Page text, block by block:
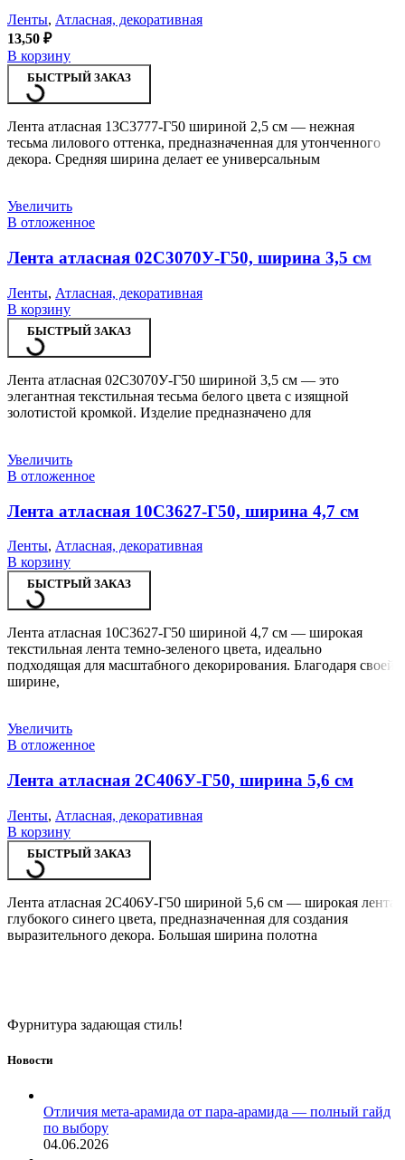
Ленты, Атласная, декоративная
13,50 ₽
В корзину
БЫСТРЫЙ ЗАКАЗ
Лента атласная 13С3777-Г50 шириной 2,5 см — нежная
тесьма лилового оттенка, предназначенная для утонченного
декора. Средняя ширина делает ее универсальным
Увеличить
В отложенное
Лента атласная 02С3070У-Г50, ширина 3,5 см
Ленты, Атласная, декоративная
В корзину
БЫСТРЫЙ ЗАКАЗ
Лента атласная 02С3070У-Г50 шириной 3,5 см — это
элегантная текстильная тесьма белого цвета с изящной
золотистой кромкой. Изделие предназначено для
Увеличить
В отложенное
Лента атласная 10С3627-Г50, ширина 4,7 см
Ленты, Атласная, декоративная
В корзину
БЫСТРЫЙ ЗАКАЗ
Лента атласная 10С3627-Г50 шириной 4,7 см — широкая
текстильная лента темно-зеленого цвета, идеально
подходящая для масштабного декорирования. Благодаря своей
ширине,
Увеличить
В отложенное
Лента атласная 2С406У-Г50, ширина 5,6 см
Ленты, Атласная, декоративная
В корзину
БЫСТРЫЙ ЗАКАЗ
Лента атласная 2С406У-Г50 шириной 5,6 см — широкая лента
глубокого синего цвета, предназначенная для создания
выразительного декора. Большая ширина полотна
Фурнитура задающая стиль!
Новости
Отличия мета-арамида от пара-арамида — полный гайд
по выбору
04.06.2026